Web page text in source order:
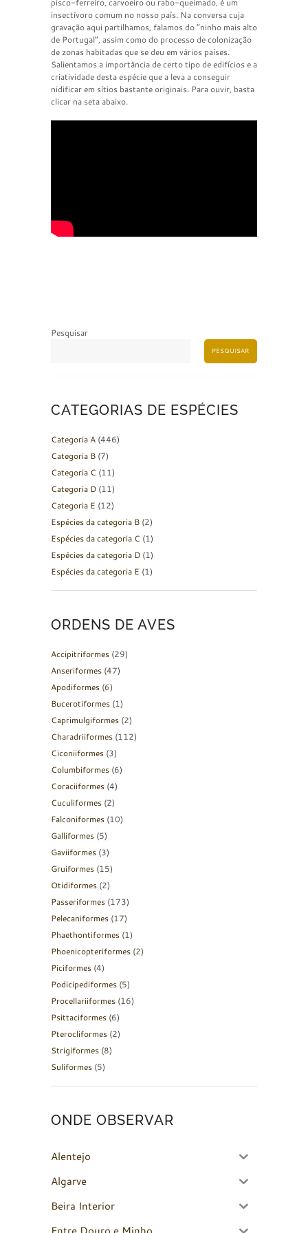
pisco-ferreiro, carvoeiro ou rabo-queimado, é um
insectívoro comum no nosso país. Na conversa cuja
gravação aqui partilhamos, falamos do “ninho mais alto
de Portugal”, assim como do processo de colonização
de zonas habitadas que se deu em vários países.
Salientamos a importância de certo tipo de edifícios e a
criatividade desta espécie que a leva a conseguir
nidificar em sítios bastante originais. Para ouvir, basta
clicar na seta abaixo.
Pesquisar
PESQUISAR
CATEGORIAS DE ESPÉCIES
Categoria A (446)
Categoria B (7)
Categoria C (11)
Categoria D (11)
Categoria E (12)
Espécies da categoria B (2)
Espécies da categoria C (1)
Espécies da categoria D (1)
Espécies da categoria E (1)
ORDENS DE AVES
Accipitriformes (29)
Anseriformes (47)
Apodiformes (6)
Bucerotiformes (1)
Caprimulgiformes (2)
Charadriiformes (112)
Ciconiiformes (3)
Columbiformes (6)
Coraciiformes (4)
Cuculiformes (2)
Falconiformes (10)
Galliformes (5)
Gaviiformes (3)
Gruiformes (15)
Otidiformes (2)
Passeriformes (173)
Pelecaniformes (17)
Phaethontiformes (1)
Phoenicopteriformes (2)
Piciformes (4)
Podicipediformes (5)
Procellariiformes (16)
Psittaciformes (6)
Pterocliformes (2)
Strigiformes (8)
Suliformes (5)
ONDE OBSERVAR
Alentejo
Algarve
Beira Interior